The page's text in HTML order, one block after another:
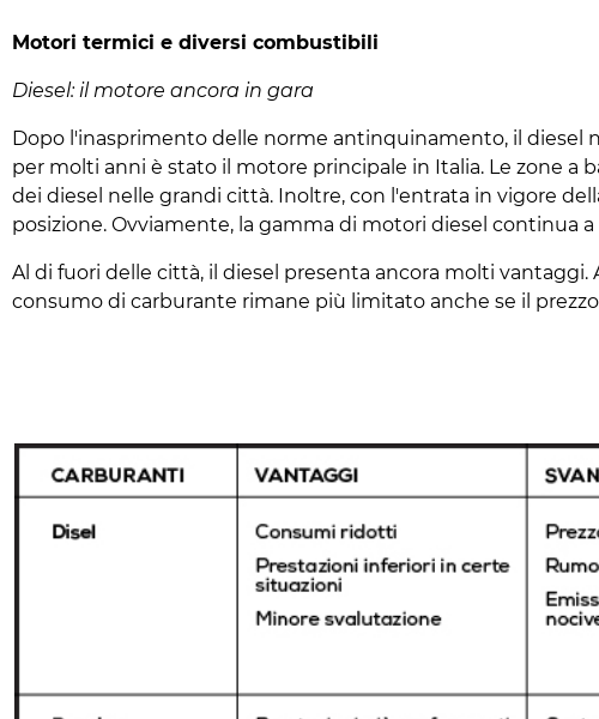
Motori termici e diversi combustibili
Diesel: il motore ancora in gara
Dopo l'inasprimento delle norme antinquinamento, il diesel
per molti anni è stato il motore principale in Italia. Le zone a
dei diesel nelle grandi città. Inoltre, con l'entrata in vigore
posizione. Ovviamente, la gamma di motori diesel
Al di fuori delle città, il diesel presenta ancora molti
consumo di carburante rimane più limitato anche se il